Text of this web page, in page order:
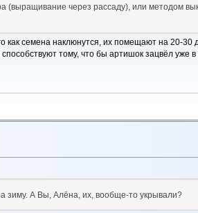
(выращивание через рассаду), или методом
как семена наклюнутся, их помещают на 20-
тому, что бы артишок зацвёл уже
зиму. А Вы, Алёна, их, вообще-то укрывали?